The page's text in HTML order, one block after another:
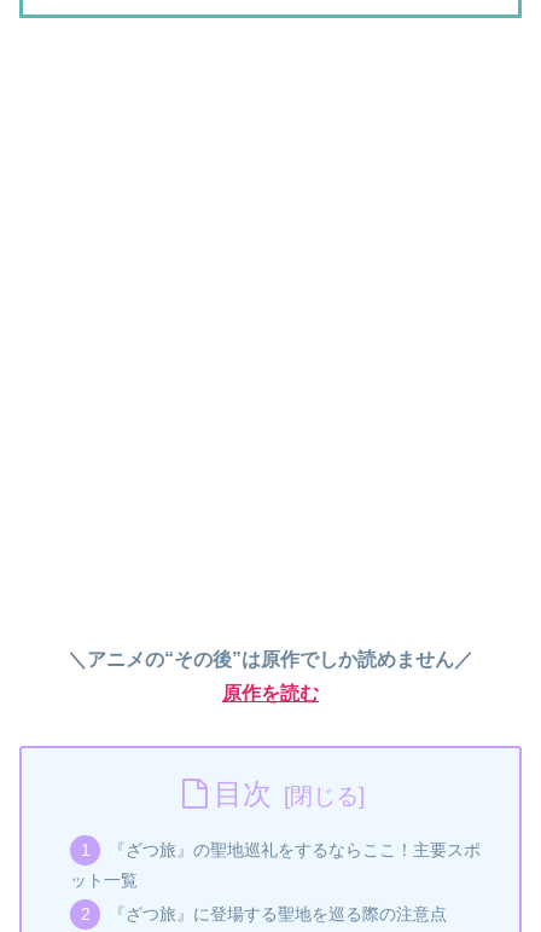
＼アニメの“その後”は原作でしか読めません／
原作を読む
目次
『ざつ旅』の聖地巡礼をするならここ！主要スポ
ット一覧
『ざつ旅』に登場する聖地を巡る際の注意点